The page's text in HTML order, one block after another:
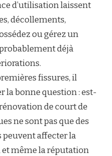
COURT
TENNIS
À
QUAND
LE
COMMENCE
À
FISSURER
?
d’utilisation laissent
décollements,
ou gérez un
déjà
fissures, il
la bonne question : est-
de court de
ne sont pas que des
peuvent affecter la
même la réputation